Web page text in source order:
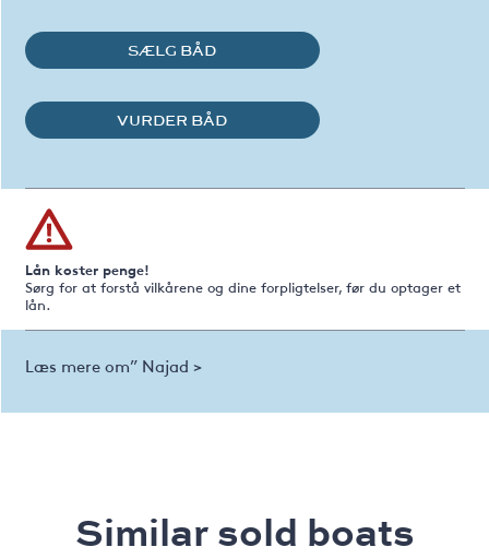
SÆLG BÅD
VURDER BÅD
Lån koster penge!
Sørg for at forstå vilkårene og dine forpligtelser, før du optager et
lån.
Læs mere om” Najad >
Similar sold boats